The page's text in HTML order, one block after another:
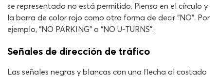
se representado no está permitido. Piensa en el círculo y
la barra de color rojo como otra forma de decir “NO”. Por
ejemplo, “NO PARKING” o “NO U-TURNS”.
Señales de dirección de tráfico
Las señales negras y blancas con una flecha al costado